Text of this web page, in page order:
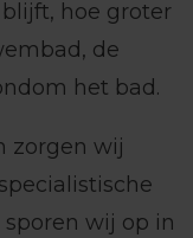
hoe groter
de
het bad.
zorgen wij
sporen wij op in